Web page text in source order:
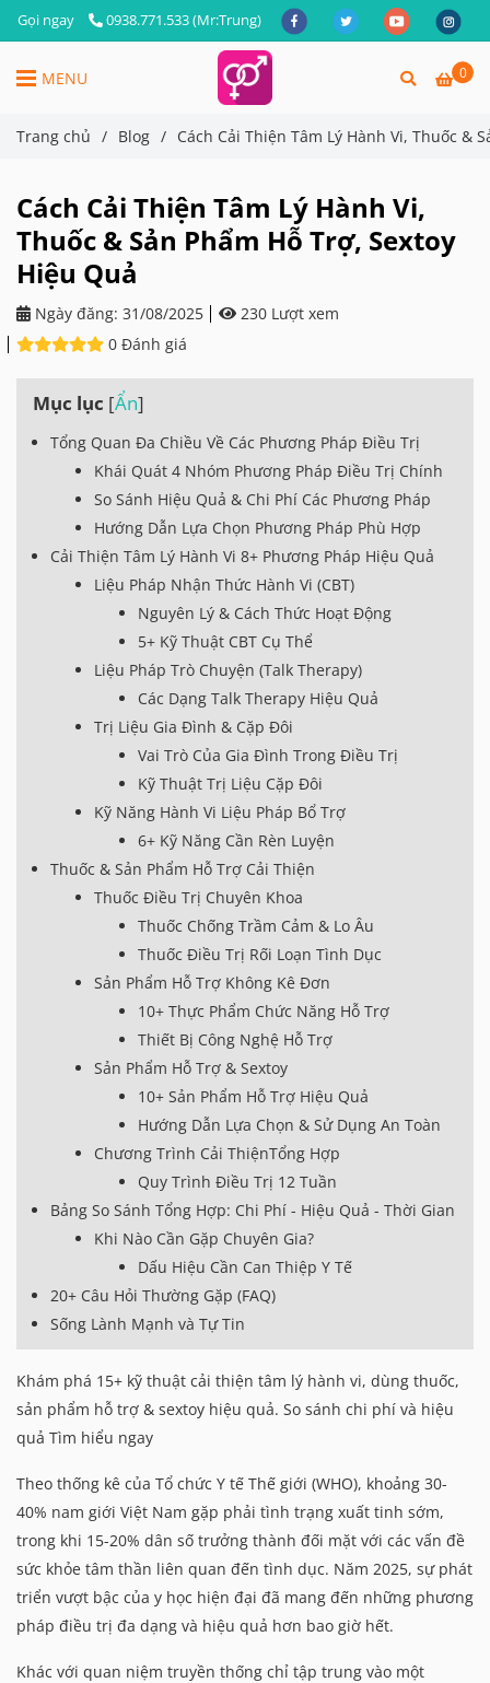
Gọi ngay 0938.771.533 (Mr:Trung)
0
MENU
Trang chủ / Blog / Cách Cải Thiện Tâm Lý Hành Vi, Thuốc &
Cách Cải Thiện Tâm Lý Hành Vi,
Thuốc & Sản Phẩm Hỗ Trợ, Sextoy
Hiệu Quả
Ngày đăng: 31/08/2025
230 Lượt xem
0 Đánh giá
Mục lục [Ẩn]
Tổng Quan Đa Chiều Về Các Phương Pháp Điều Trị
Khái Quát 4 Nhóm Phương Pháp Điều Trị Chính
So Sánh Hiệu Quả & Chi Phí Các Phương Pháp
Hướng Dẫn Lựa Chọn Phương Pháp Phù Hợp
Cải Thiện Tâm Lý Hành Vi 8+ Phương Pháp Hiệu Quả
Liệu Pháp Nhận Thức Hành Vi (CBT)
Nguyên Lý & Cách Thức Hoạt Động
5+ Kỹ Thuật CBT Cụ Thể
Liệu Pháp Trò Chuyện (Talk Therapy)
Các Dạng Talk Therapy Hiệu Quả
Trị Liệu Gia Đình & Cặp Đôi
Vai Trò Của Gia Đình Trong Điều Trị
Kỹ Thuật Trị Liệu Cặp Đôi
Kỹ Năng Hành Vi Liệu Pháp Bổ Trợ
6+ Kỹ Năng Cần Rèn Luyện
Thuốc & Sản Phẩm Hỗ Trợ Cải Thiện
Thuốc Điều Trị Chuyên Khoa
Thuốc Chống Trầm Cảm & Lo Âu
Thuốc Điều Trị Rối Loạn Tình Dục
Sản Phẩm Hỗ Trợ Không Kê Đơn
10+ Thực Phẩm Chức Năng Hỗ Trợ
Thiết Bị Công Nghệ Hỗ Trợ
Sản Phẩm Hỗ Trợ & Sextoy
10+ Sản Phẩm Hỗ Trợ Hiệu Quả
Hướng Dẫn Lựa Chọn & Sử Dụng An Toàn
Chương Trình Cải ThiệnTổng Hợp
Quy Trình Điều Trị 12 Tuần
Bảng So Sánh Tổng Hợp: Chi Phí - Hiệu Quả - Thời Gian
Khi Nào Cần Gặp Chuyên Gia?
Dấu Hiệu Cần Can Thiệp Y Tế
20+ Câu Hỏi Thường Gặp (FAQ)
Sống Lành Mạnh và Tự Tin
Khám phá 15+ kỹ thuật cải thiện tâm lý hành vi, dùng thuốc,
sản phẩm hỗ trợ & sextoy hiệu quả. So sánh chi phí và hiệu
quả Tìm hiểu ngay
Theo thống kê của Tổ chức Y tế Thế giới (WHO), khoảng 30-
40% nam giới Việt Nam gặp phải tình trạng xuất tinh sớm,
trong khi 15-20% dân số trưởng thành đối mặt với các vấn đề
sức khỏe tâm thần liên quan đến tình dục. Năm 2025, sự phát
triển vượt bậc của y học hiện đại đã mang đến những phương
pháp điều trị đa dạng và hiệu quả hơn bao giờ hết.
Khác với quan niệm truyền thống chỉ tập trung vào một